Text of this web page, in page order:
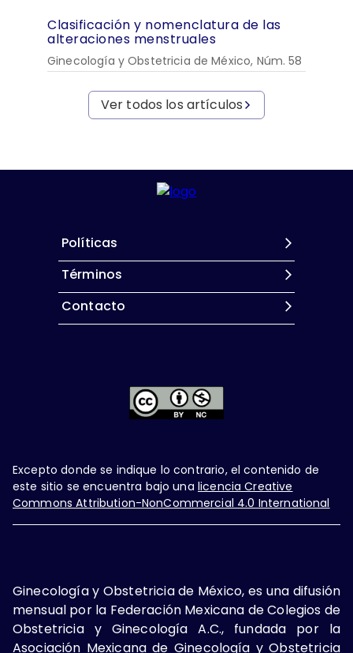
Clasificación y nomenclatura de las
alteraciones menstruales
Ginecología y Obstetricia de México, Núm. 58
Ver todos los artículos
Políticas
Términos
Contacto
Excepto donde se indique lo contrario, el contenido de
este sitio se encuentra bajo una licencia Creative
Commons Attribution-NonCommercial 4.0 International
Ginecología y Obstetricia de México, es una difusión
mensual por la Federación Mexicana de Colegios de
Obstetricia y Ginecología A.C., fundada por la
Asociación Mexicana de Ginecología y Obstetricia